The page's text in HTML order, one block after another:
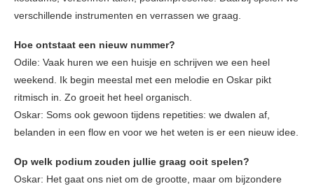
verschillende instrumenten en verrassen we graag.
Hoe ontstaat een nieuw nummer?
Odile: Vaak huren we een huisje en schrijven we een heel
weekend. Ik begin meestal met een melodie en Oskar pikt
ritmisch in. Zo groeit het heel organisch.
Oskar: Soms ook gewoon tijdens repetities: we dwalen af,
belanden in een flow en voor we het weten is er een nieuw idee.
Op welk podium zouden jullie graag ooit spelen?
Oskar: Het gaat ons niet om de grootte, maar om bijzondere